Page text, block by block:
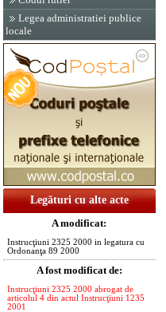
Legea administratiei publice
locale
Legături cu alte acte
A modificat:
Instrucţiuni 2325 2000 in legatura cu
Ordonanţa 89 2000
A fost modificat de:
Instrucţiuni 2325 2000 abrogat de
articolul 4 din actul Instrucţiuni 1235
2001